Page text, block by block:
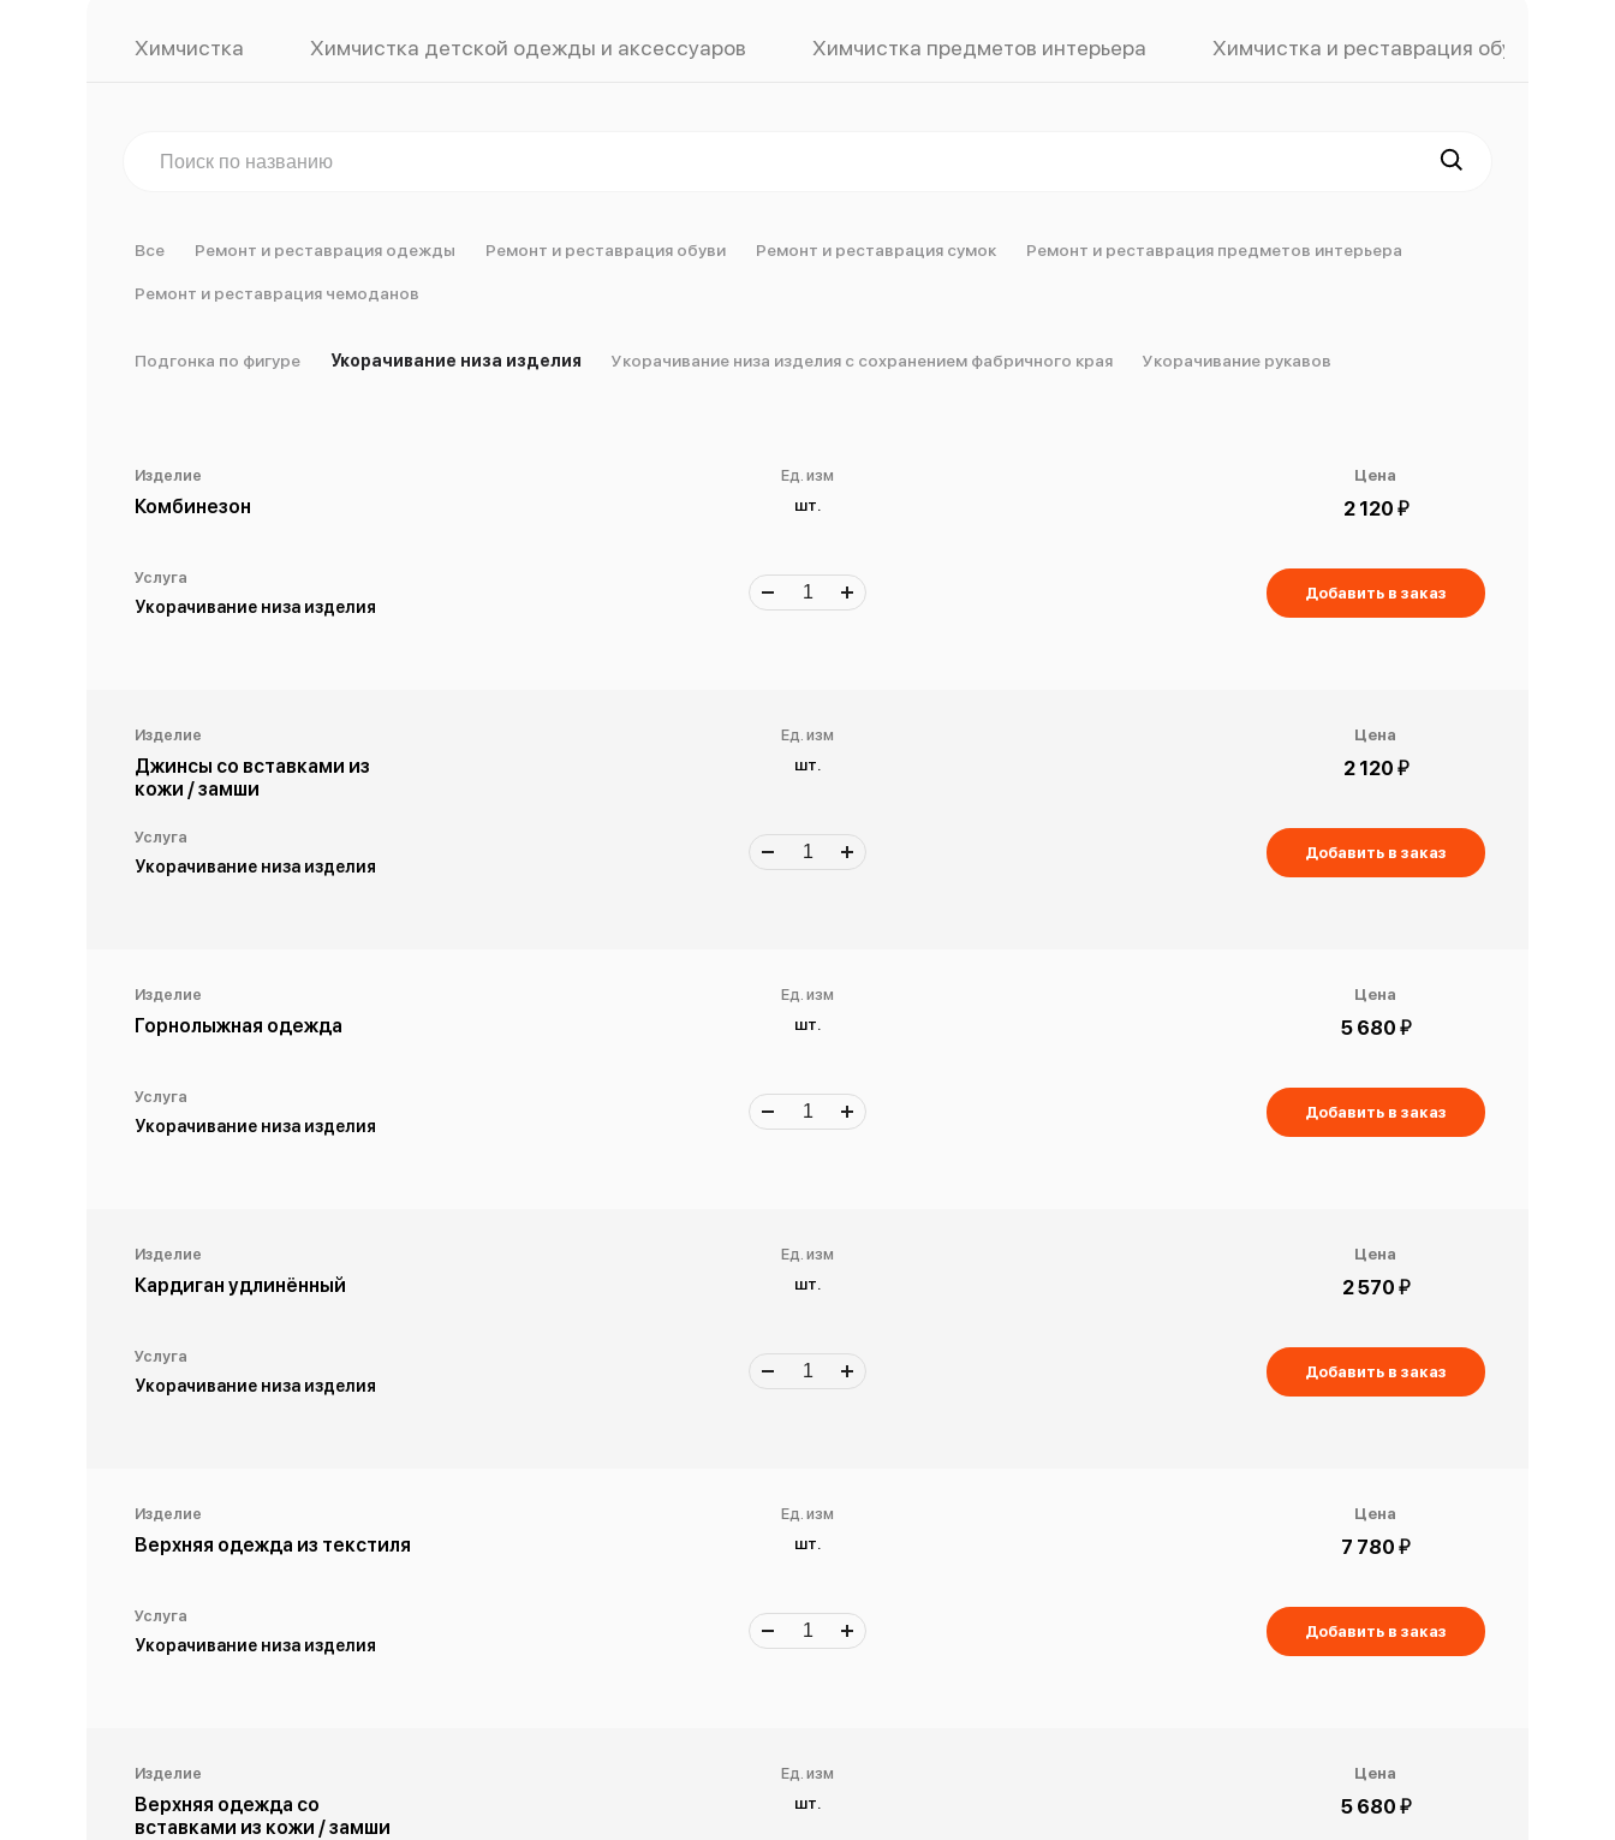
Химчистка Химчистка детской одежды и аксессуаров Химчистка предметов интерьера Химчистка и реставрация обуви
Все Ремонт и реставрация одежды Ремонт и реставрация обуви Ремонт и реставрация сумок Ремонт и реставрация предметов интерьера
Ремонт и реставрация чемоданов
Подгонка по фигуре Укорачивание низа изделия Укорачивание низа изделия с сохранением фабричного края Укорачивание рукавов
Изделие
Комбинезон
Услуга
Укорачивание низа изделия
Ед. изм
шт.
Цена
2 120 й
Добавить в заказ
Изделие
Джинсы со вставками из
кожи / замши
Услуга
Укорачивание низа изделия
Ед. изм
шт.
Цена
2 120 й
Добавить в заказ
Изделие
Горнолыжная одежда
Услуга
Укорачивание низа изделия
Ед. изм
шт.
Цена
5 680 й
Добавить в заказ
Изделие
Кардиган удлинённый
Услуга
Укорачивание низа изделия
Ед. изм
шт.
Цена
2 570 й
Добавить в заказ
Изделие
Верхняя одежда из текстиля
Услуга
Укорачивание низа изделия
Ед. изм
шт.
Цена
7 780 й
Добавить в заказ
Изделие
Верхняя одежда со
вставками из кожи / замши
Ед. изм
шт.
Цена
5 680 й